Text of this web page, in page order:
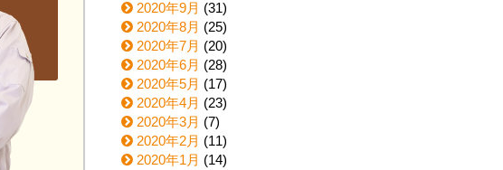
2020年9月 (31)
2020年8月 (25)
2020年7月 (20)
2020年6月 (28)
2020年5月 (17)
2020年4月 (23)
2020年3月 (7)
2020年2月 (11)
2020年1月 (14)